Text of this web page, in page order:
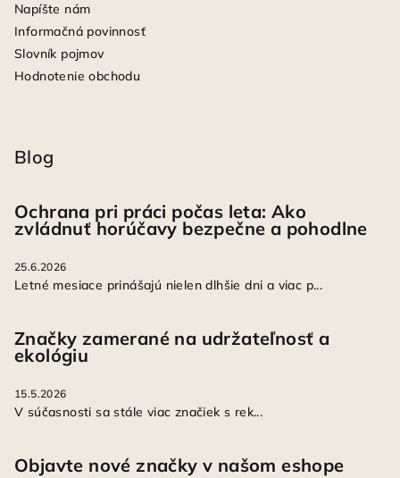
Napíšte nám
Informačná povinnosť
Slovník pojmov
Hodnotenie obchodu
Blog
Ochrana pri práci počas leta: Ako
zvládnuť horúčavy bezpečne a pohodlne
25.6.2026
Letné mesiace prinášajú nielen dlhšie dni a viac p...
Značky zamerané na udržateľnosť a
ekológiu
15.5.2026
V súčasnosti sa stále viac značiek s rek...
Objavte nové značky v našom eshope